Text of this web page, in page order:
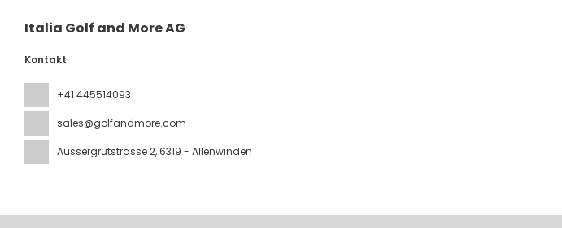
Italia Golf and More AG
Kontakt
+41 445514093
sales@golfandmore.com
Aussergrütstrasse 2, 6319 - Allenwinden